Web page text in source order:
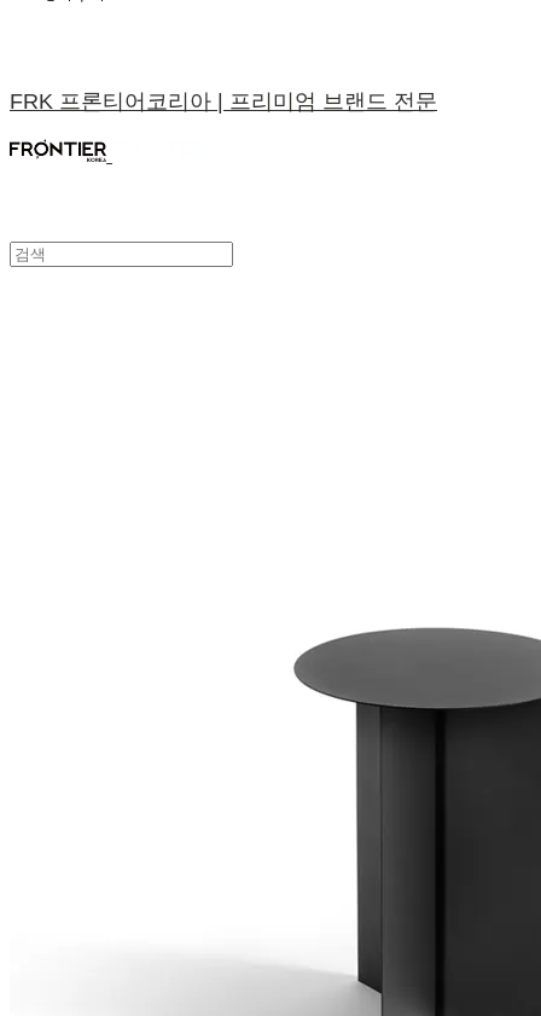
FRK 프론티어코리아 | 프리미엄 브랜드 전문